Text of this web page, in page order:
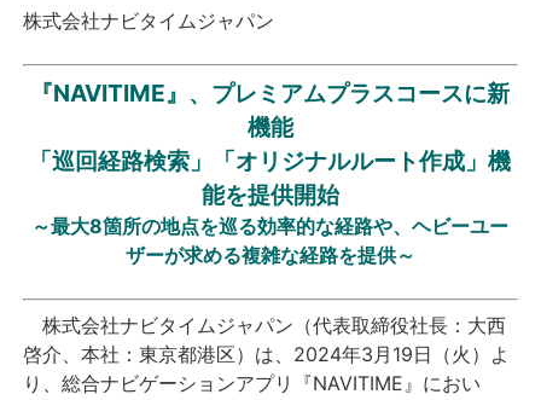
おしらせ
法人向けサービス
採用情報
English
株式会社ナビタイムジャパン
『NAVITIME』、プレミアムプラスコースに新
機能
「巡回経路検索」「オリジナルルート作成」機
能を提供開始
～最大8箇所の地点を巡る効率的な経路や、ヘビーユー
ザーが求める複雑な経路を提供～
株式会社ナビタイムジャパン（代表取締役社長：大西
啓介、本社：東京都港区）は、2024年3月19日（火）よ
り、総合ナビゲーションアプリ『NAVITIME』におい